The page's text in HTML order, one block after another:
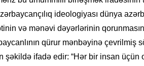
ideologiyası dünya
və mənəvi dəyərlərinin
qürur mənbəyinə çevrilmiş
şəkildə ifadə edir: “Hər bir insan üçün